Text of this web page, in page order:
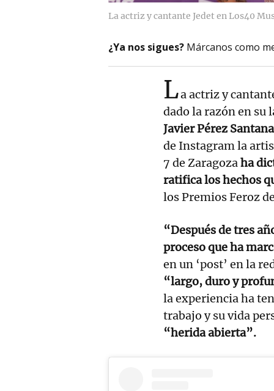
La actriz y cantante Jedet en Los40
¿Ya nos sigues? Márcanos como
La actriz y
dado la razón en
Javier Pérez Santana
de Instagram la
7 de Zaragozaha
ratifica los hechos
los Premios Feroz
“Después de tres
proceso que ha
en un ‘post’ en la
“largo, duro y
la experiencia ha
trabajo y su vida
“herida abierta”.